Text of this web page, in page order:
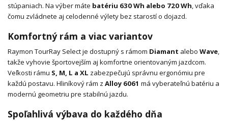
stúpaniach. Na výber máte batériu 630 Wh alebo 720 Wh, vďaka
čomu zvládnete aj celodenné výlety bez starostí o dojazd.
Komfortný rám a viac variantov
Raymon TourRay Select je dostupný s rámom Diamant alebo Wave,
takže vyhovie športovejším aj komfortne orientovaným jazdcom.
Veľkosti rámu S, M, L a XL zabezpečujú správnu ergonómiu pre
každú postavu. Hliníkový rám z Alloy 6061 má vyberateľnú batériu a
modernú geometriu pre stabilnú jazdu.
Spoľahlivá výbava do každého dňa